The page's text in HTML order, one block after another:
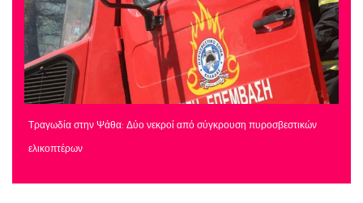
Τραγωδία στην Ψάθα: Δύο νεκροί από σύγκρουση πυροσβεστικών
ελικοπτέρων